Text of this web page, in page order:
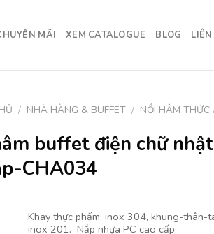
MÃI XEM CATALOGUE BLOG LIÊN
/ NHÀ HÀNG & BUFFET / NỒI HÂM THỨC
buffet điện chữ
CHA034
Khay thực phẩm: inox 304, khung-thân-
inox 201. Nắp nhựa PC cao cấp